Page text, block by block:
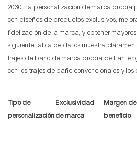
2030. La personalización de marca propia
con diseños de productos exclusivos,
fidelización de la marca, y obtener
siguiente tabla de datos muestra
trajes de baño de marca propia de
con los trajes de baño convencionales y
Tipo de
personalización
Exclusividad
de marca
Margen de
beneficio